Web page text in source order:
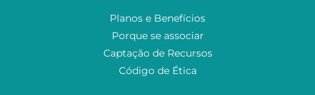
Planos e Benefícios
Porque se associar
Captação de Recursos
Código de Ética